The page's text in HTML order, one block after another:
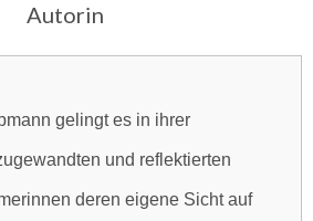
Autorin
gelingt es in ihrer
und reflektierten
deren eigene Sicht auf